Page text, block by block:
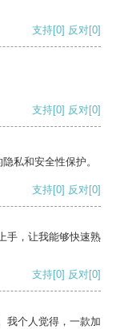
支持[0] 反对[0]
支持[0] 反对[0]
私和安全性保护。
支持[0] 反对[0]
手，让我能够快速熟
支持[0] 反对[0]
我个人觉得，一款加